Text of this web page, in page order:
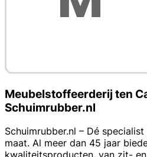
Meubelstoffeerderij ten
Schuimrubber.nl
Schuimrubber.nl – Dé
maat. Al meer dan 45 jaar